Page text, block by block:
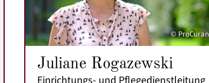
©
Juliane Rogazewski